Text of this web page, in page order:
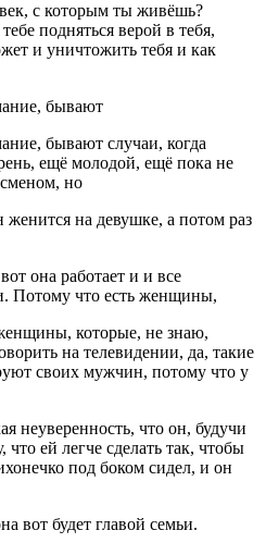
с которым ты живёшь?
подняться верой в тебя,
и уничтожить тебя и как
бывают
бывают случаи, когда
ещё молодой, ещё пока не
но
на девушке, а потом раз
она работает и и все
Потому что есть женщины,
которые, не знаю,
на телевидении, да, такие
своих мужчин, потому что у
неуверенность, что он, будучи
ей легче сделать так, чтобы
под боком сидел, и он
вот будет главой семьи.